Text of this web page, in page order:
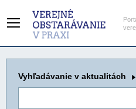
Vyhľadávanie v aktualitách